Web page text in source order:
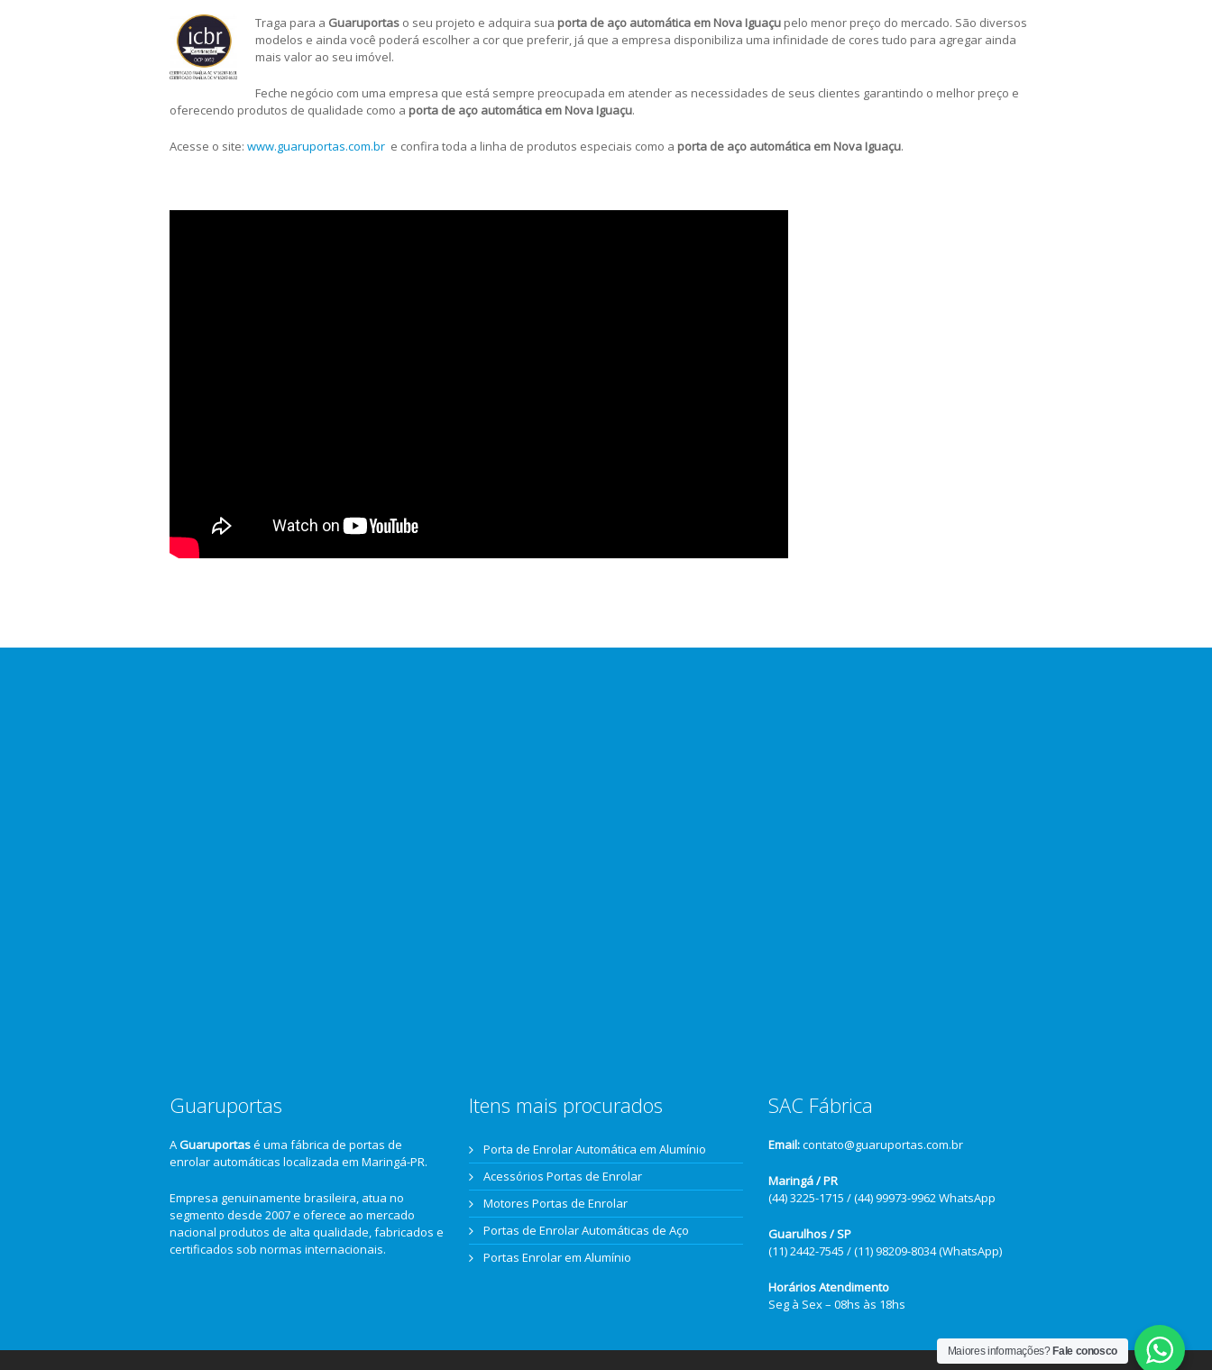
Traga para a Guaruportaso seu projeto e adquira sua porta de aço automática em Nova Iguaçu pelo menor preço do mercado. São diversos
modelos e ainda você poderá escolher a cor que preferir, já que a empresa disponibiliza uma infinidade de cores tudo para agregar ainda
mais valor ao seu imóvel.
Feche negócio com uma empresa que está sempre preocupada em atender as necessidades de seus clientes garantindo o melhor preço e
oferecendo produtos de qualidade como a porta de aço automática em Nova Iguaçu.
Acesse o site: www.guaruportas.com.br e confira toda a linha de produtos especiais como a porta de aço automática em Nova Iguaçu.
Guaruportas
AGuaruportasé uma fábrica de portas de
enrolar automáticas localizada em Maringá-PR.
Empresa genuinamente brasileira, atua no
segmento desde 2007 e oferece ao mercado
nacional produtos de alta qualidade, fabricados e
certificados sob normas internacionais.
Itens mais procurados
Porta de Enrolar Automática em Alumínio
Acessórios Portas de Enrolar
Motores Portas de Enrolar
Portas de Enrolar Automáticas de Aço
Portas Enrolar em Alumínio
SAC Fábrica
Email:contato@guaruportas.com.br
Maringá / PR
(44) 3225-1715 / (44) 99973-9962 WhatsApp
Guarulhos / SP
(11) 2442-7545 / (11) 98209-8034 (WhatsApp)
Horários Atendimento
Seg à Sex – 08hs às 18hs
Maiores informações? Fale conosco